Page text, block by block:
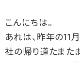
こんにちは。
あれは、昨年の11
社の帰り道たまた